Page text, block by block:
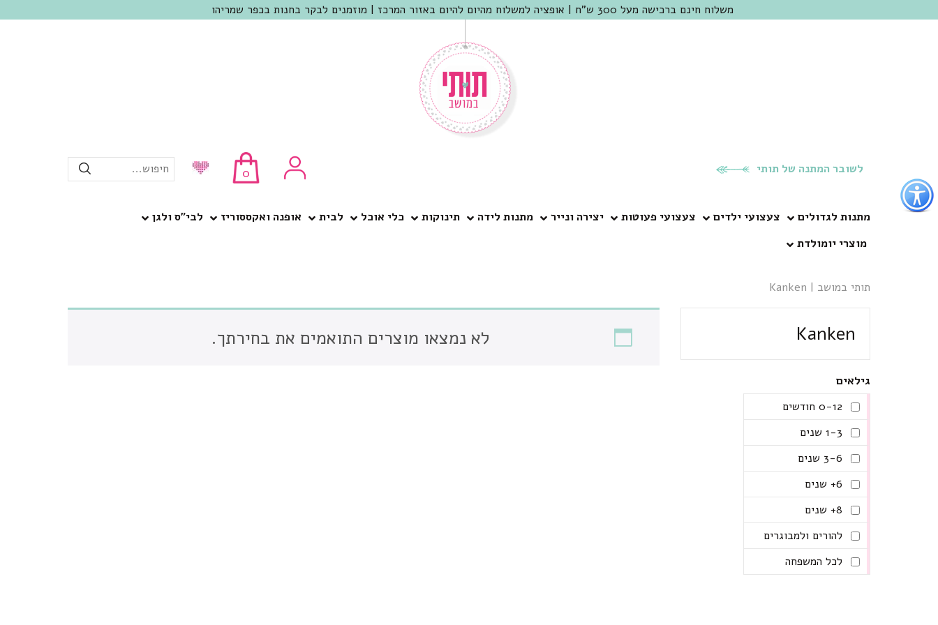
כפתור
לפתיחת
תפריט
נגישות
משלוח חינם ברכישה מעל 300 ש"ח | אופציה למשלוח מהיום להיום באזור המרכז | מוזמנים לבקר בחנות בכפר שמריהו
לשובר המתנה של תותי 0 חיפוש...
מתנות לגדולים צעצועי ילדים צעצועי פעוטות יצירה ונייר מתנות לידה תינוקות כלי אוכל לבית אופנה ואקססוריז
לבי”ס ולגן
מוצרי יומולדת
תותי במושב |
Kanken
Kanken
גילאים
0-12 חודשים
1-3 שנים
3-6 שנים
6+ שנים
8+ שנים
להורים ולמבוגרים
לכל המשפחה
לא נמצאו מוצרים התואמים את בחירתך.